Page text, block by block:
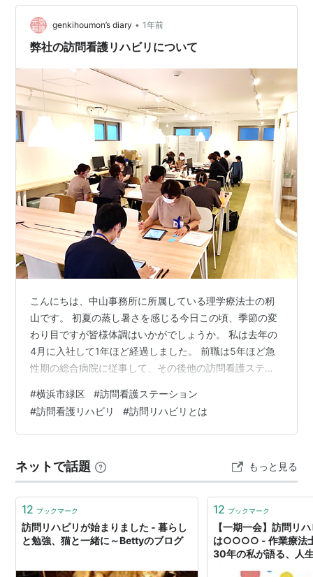
genkihoumon’s diary • 1年前
弊社の訪問看護リハビリについて
こんにちは、中山事務所に所属している理学療法士の籾
山です。 初夏の蒸し暑さを感じる今日この頃、季節の変
わり目ですが皆様体調はいかがでしょうか。 私は去年の
4月に入社して1年ほど経過しました。 前職は5年ほど急
性期の総合病院に従事して、その後他の訪問看護ステー
リハビリは従事したことがない方にとっては不安が強い
と思います。1人で訪問して何かあった際にどうしたら良
いかは、入社したスタッフも共通して抱える不安になり
しており、何かあった際も連絡相談ができる体制が整っ
ており、不安感なくお仕事に従事できる…
#横浜市緑区 #訪問看護ステーション
#訪問看護リハビリ #訪問リハビリとは
ネットで話題 もっと見る
12 ブックマーク
訪問リハビリが始まりました - 暮らし
と勉強、猫と一緒に～Bettyのブログ
12 ブックマーク
【一期一会】訪問リ
は○○○○ - 作業療法
30年の私が語る、人